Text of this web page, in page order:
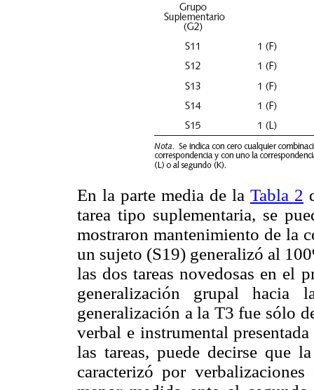
En la parte media de la Tabla 2
tarea tipo suplementaria, se
mostraron mantenimiento de la
un sujeto (S19) generalizó al
las dos tareas novedosas en el
generalización grupal
generalización a la T3 fue sólo
verbal e instrumental
las tareas, puede decirse que
caracterizó por